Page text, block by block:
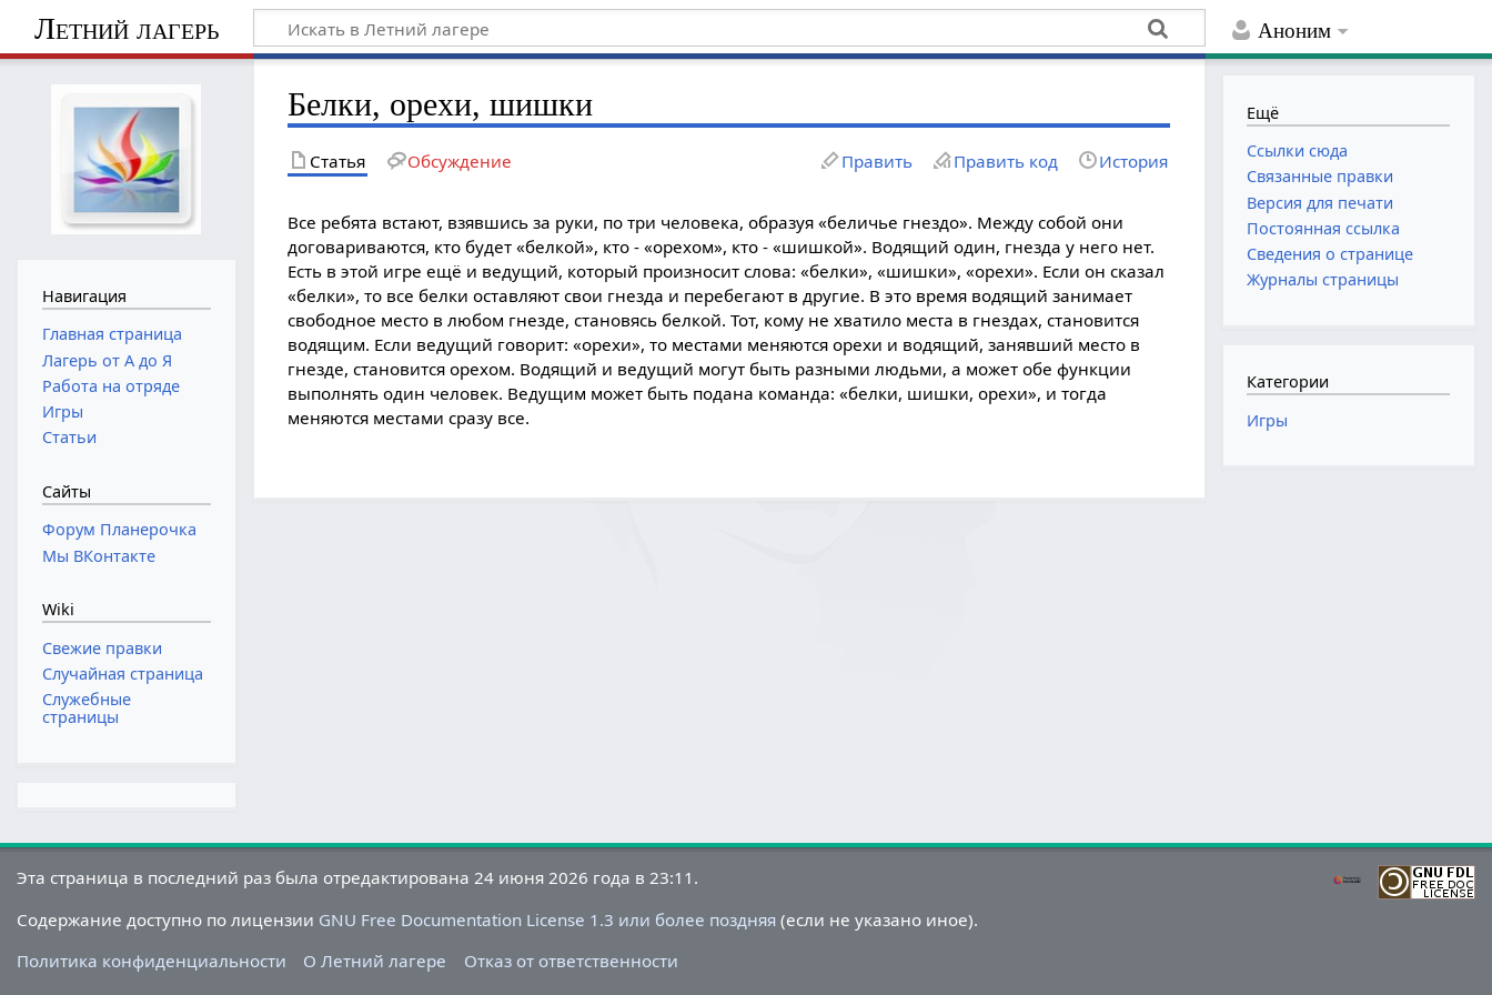
Аноним
Летний лагерь
Белки, орехи, шишки
Статья Обсуждение Править Править код История
Все ребята встают, взявшись за руки, по три человека, образуя «беличье гнездо». Между собой они
договариваются, кто будет «белкой», кто - «орехом», кто - «шишкой». Водящий один, гнезда у него нет.
Есть в этой игре ещё и ведущий, который произносит слова: «белки», «шишки», «орехи». Если он сказал
«белки», то все белки оставляют свои гнезда и перебегают в другие. В это время водящий занимает
свободное место в любом гнезде, становясь белкой. Тот, кому не хватило места в гнездах, становится
водящим. Если ведущий говорит: «орехи», то местами меняются орехи и водящий, занявший место в
гнезде, становится орехом. Водящий и ведущий могут быть разными людьми, а может обе функции
выполнять один человек. Ведущим может быть подана команда: «белки, шишки, орехи», и тогда
меняются местами сразу все.
Навигация
Главная страница
Лагерь от А до Я
Работа на отряде
Игры
Статьи
Сайты
Форум Планерочка
Мы ВКонтакте
Wiki
Свежие правки
Случайная страница
Служебные
страницы
Ещё
Ссылки сюда
Связанные правки
Версия для печати
Постоянная ссылка
Сведения о странице
Журналы страницы
Категории
Игры
Эта страница в последний раз была отредактирована 24 июня 2026 года в 23:11.
Содержание доступно по лицензии GNU Free Documentation License 1.3 или более поздняя (если не указано иное).
Политика конфиденциальности
О Летний лагере Отказ от ответственности